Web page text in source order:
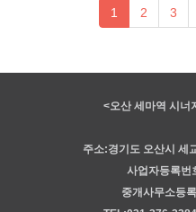
1 2 3
<오산 세마역 시너
주소:경기도 오산시 세
사업자등록
중개사무소등